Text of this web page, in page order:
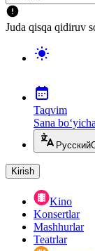
Juda qisqa qidiruv
Taqvim
Sana
Русский
Kirish
Kino
Konsertlar
Mashhurlar
Teatrlar